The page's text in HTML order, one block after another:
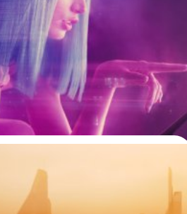
างซีรีส์ 'Blade Runner 2099' ภาค
2049 ได้ ริดลีย์ สก็อตต์ ผู้กำกับ
ยการสร้าง
ago
สร้างซีรีส์ ‘Blade Runner
อตต์ จะกำกับบางตอนด้วย